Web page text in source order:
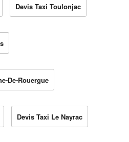
Devis Taxi Toulonjac
De-Rouergue
Devis Taxi Le Nayrac